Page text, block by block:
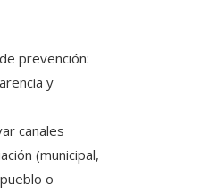
prevención:
y
canales
(municipal,
o